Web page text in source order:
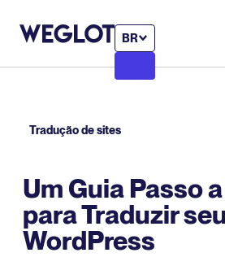
BR
Tradução de sites
Um Guia Passo
para Traduzir
WordPress